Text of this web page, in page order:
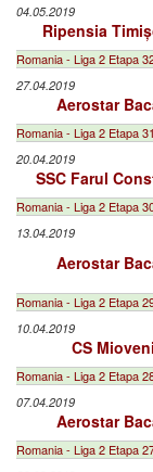
04.05.2019
Ripensia
Romania - Liga 2 Etapa
27.04.2019
Aerostar
Romania - Liga 2 Etapa 31
20.04.2019
SSC Farul
Romania - Liga 2 Etapa
13.04.2019
Aerostar
Romania - Liga 2 Etapa
10.04.2019
CS Mioveni
Romania - Liga 2 Etapa
07.04.2019
Aerostar
Romania - Liga 2 Etapa